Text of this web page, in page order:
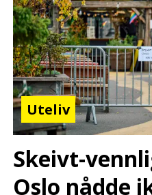
Uteliv
Skeivt-
Oslo nådde